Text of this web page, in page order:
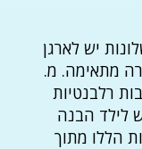
יש לארגן
מתאימה. מ.
רלבנטיות
לילד הבנה
הללו מתוך